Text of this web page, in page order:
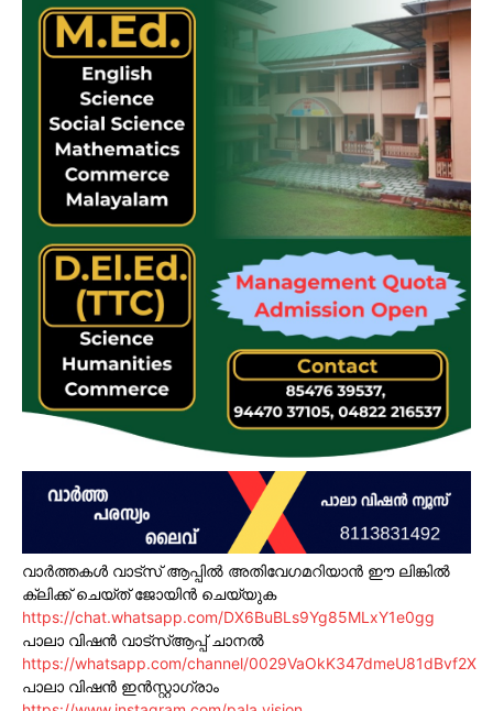
വാർത്തകൾ വാട്സ് ആപ്പിൽ അതിവേഗമറിയാൻ ഈ ലിങ്കിൽ
ക്ലിക്ക് ചെയ്ത് ജോയിൻ ചെയ്യുക
https://chat.whatsapp.com/DX6BuBLs9Yg85MLxY1e0gg
പാലാ വിഷൻ വാട്സ്ആപ്പ് ചാനൽ
https://whatsapp.com/channel/0029VaOkK347dmeU81dBvf2X
പാലാ വിഷൻ ഇൻസ്റ്റാഗ്രാം